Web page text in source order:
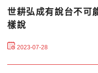
世耕弘成有說台不可
樣說
2023-07-28